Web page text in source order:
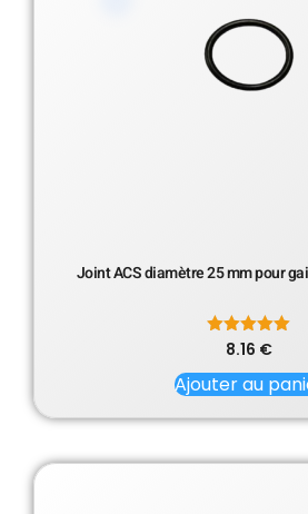
Joint ACS diamètre 25 mm pour
Note
sur 5
8.16 €
Ajouter au